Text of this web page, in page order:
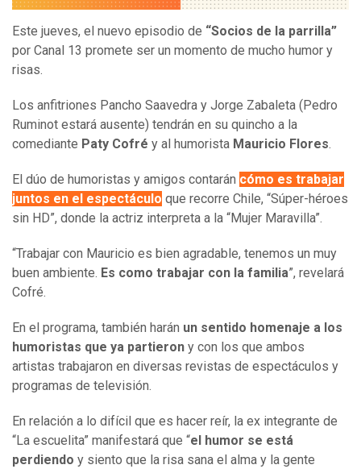
Este jueves, el nuevo episodio de “Socios de la parrilla”
por Canal 13 promete ser un momento de mucho humor y
risas.
Los anfitriones Pancho Saavedra y Jorge Zabaleta (Pedro
Ruminot estará ausente) tendrán en su quincho a la
comediante Paty Cofré y al humorista Mauricio Flores.
El dúo de humoristas y amigos contarán cómo es trabajar
juntos en el espectáculo que recorre Chile, “Súper-héroes
sin HD”, donde la actriz interpreta a la “Mujer Maravilla”.
“Trabajar con Mauricio es bien agradable, tenemos un muy
buen ambiente. Es como trabajar con la familia”, revelará
Cofré.
En el programa, también harán un sentido homenaje a los
humoristas que ya partieron y con los que ambos
artistas trabajaron en diversas revistas de espectáculos y
programas de televisión.
En relación a lo difícil que es hacer reír, la ex integrante de
“La escuelita” manifestará que “el humor se está
perdiendo y siento que la risa sana el alma y la gente